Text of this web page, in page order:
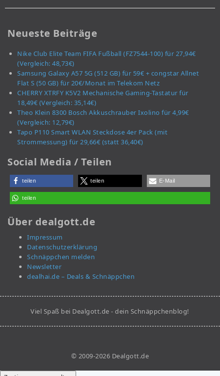
Neueste Beiträge
Nike Club Elite Team FIFA Fußball (FZ7544-100) für 27,94€
(Vergleich: 48,73€)
Samsung Galaxy A57 5G (512 GB) für 59€ + congstar Allnet
Flat S (50 GB) für 20€/Monat im Telekom Netz
CHERRY XTRFY K5V2 Mechanische Gaming-Tastatur für
18,49€ (Vergleich: 35,14€)
Theo Klein 8300 Bosch Akkuschrauber Ixolino für 4,99€
(Vergleich: 12,79€)
Tapo P110 Smart WLAN Steckdose 4er Pack (mit
Strommessung) für 29,66€ (statt 36,40€)
Social Media / Teilen
teilen teilen E-Mail
teilen
Über dealgott.de
Impressum
Datenschutzerklärung
Schnäppchen melden
Newsletter
dealhai.de – Deals & Schnäppchen
Viel Spaß bei Dealgott.de - dein Schnäppchenblog!
© 2009-2026 Dealgott.de